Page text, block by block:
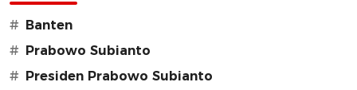
# Banten
# Prabowo Subianto
# Presiden Prabowo Subianto